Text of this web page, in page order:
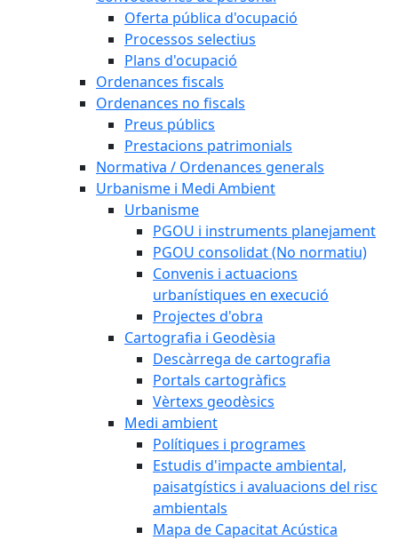
Oferta pública d'ocupació
Processos selectius
Plans d'ocupació
Ordenances fiscals
Ordenances no fiscals
Preus públics
Prestacions patrimonials
Normativa / Ordenances generals
Urbanisme i Medi Ambient
Urbanisme
PGOU i instruments planejament
PGOU consolidat (No normatiu)
Convenis i actuacions
urbanístiques en execució
Projectes d'obra
Cartografia i Geodèsia
Descàrrega de cartografia
Portals cartogràfics
Vèrtexs geodèsics
Medi ambient
Polítiques i programes
Estudis d'impacte ambiental,
paisatgístics i avaluacions del risc
ambientals
Mapa de Capacitat Acústica